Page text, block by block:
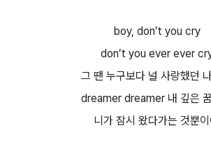
boy, don’t you cry
don’t you ever ever
그 땐 누구보다 널 사랑했던
dreamer dreamer 내 깊은
니가 잠시 왔다가는 것뿐